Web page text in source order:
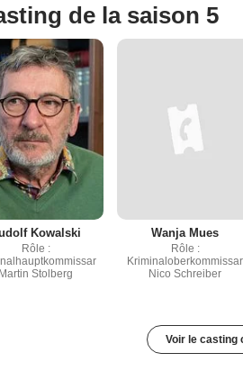
de la saison 5
Kowalski
Rôle :
Martin Stolberg
Wanja Mues
Rôle :
Kriminaloberkommissar
Nico Schreiber
Voir le casting